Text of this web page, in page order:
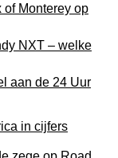
of Monterey op
NXT – welke
aan de 24 Uur
in cijfers